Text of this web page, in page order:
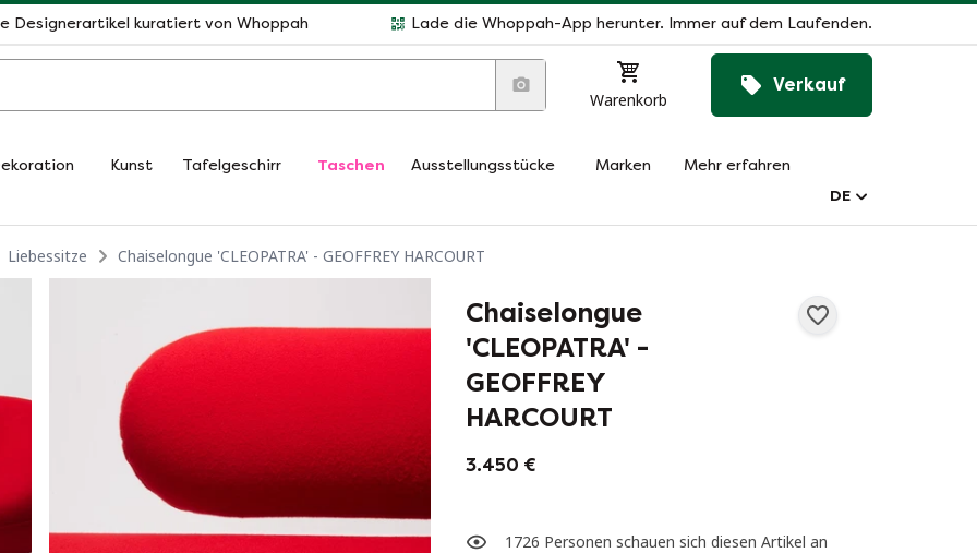
Designerartikel kuratiert von Whoppah Lade die Whoppah-App herunter. Immer auf dem Laufenden.
Warenkorb
Verkauf
Kunst Tafelgeschirr Taschen Ausstellungsstücke Marken
Mehr erfahren
DE
Liebessitze Chaiselongue 'CLEOPATRA' - GEOFFREY HARCOURT
Chaiselongue
'CLEOPATRA' -
GEOFFREY
HARCOURT
3.450 €
1726 Personen schauen sich diesen Artikel an